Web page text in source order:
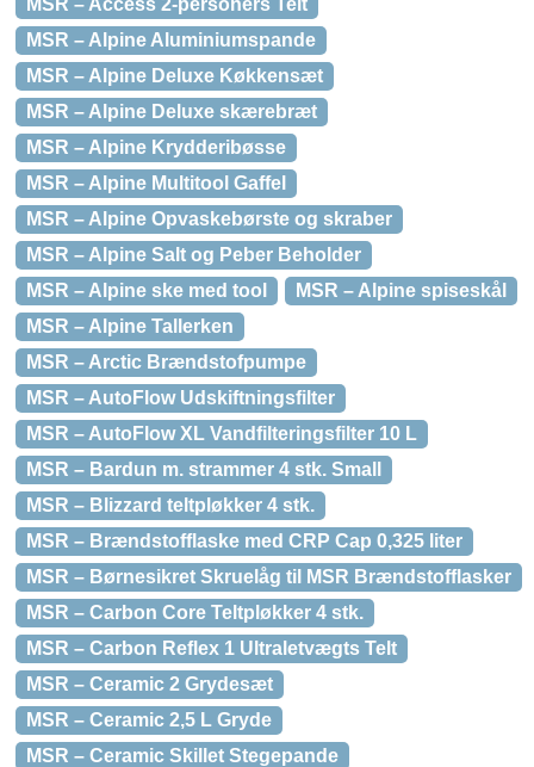
MSR – Access 2-personers Telt
MSR – Alpine Aluminiumspande
MSR – Alpine Deluxe Køkkensæt
MSR – Alpine Deluxe skærebræt
MSR – Alpine Krydderibøsse
MSR – Alpine Multitool Gaffel
MSR – Alpine Opvaskebørste og skraber
MSR – Alpine Salt og Peber Beholder
MSR – Alpine ske med tool
MSR – Alpine spiseskål
MSR – Alpine Tallerken
MSR – Arctic Brændstofpumpe
MSR – AutoFlow Udskiftningsfilter
MSR – AutoFlow XL Vandfilteringsfilter 10 L
MSR – Bardun m. strammer 4 stk. Small
MSR – Blizzard teltpløkker 4 stk.
MSR – Brændstofflaske med CRP Cap 0,325 liter
MSR – Børnesikret Skruelåg til MSR Brændstofflasker
MSR – Carbon Core Teltpløkker 4 stk.
MSR – Carbon Reflex 1 Ultraletvægts Telt
MSR – Ceramic 2 Grydesæt
MSR – Ceramic 2,5 L Gryde
MSR – Ceramic Skillet Stegepande